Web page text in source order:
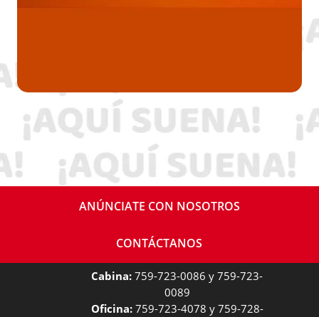
ANÚNCIATE CON NOSOTROS
CONTÁCTANOS
Cabina: 759-723-0086 y 759-723-
0089
Oficina:759-723-4078 y 759-728-